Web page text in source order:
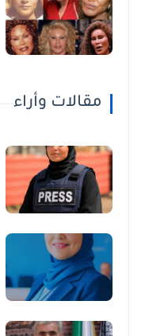
مقالات وأراء